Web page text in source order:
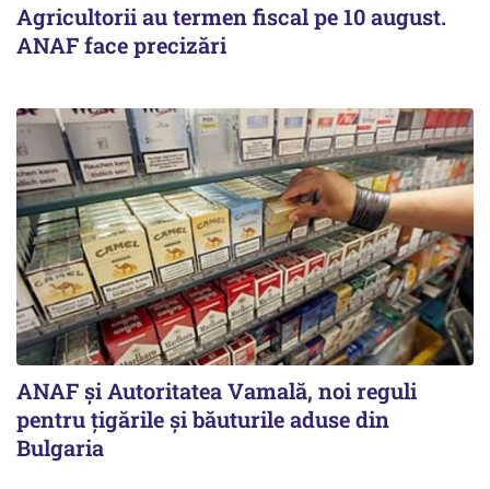
Agricultorii au termen fiscal pe 10 august.
ANAF face precizări
ANAF și Autoritatea Vamală, noi reguli
pentru țigările și băuturile aduse din
Bulgaria